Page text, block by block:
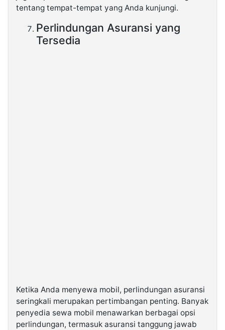
tentang tempat-tempat yang Anda kunjungi.
Perlindungan Asuransi yang
Tersedia
Ketika Anda menyewa mobil, perlindungan asuransi
seringkali merupakan pertimbangan penting. Banyak
penyedia sewa mobil menawarkan berbagai opsi
perlindungan, termasuk asuransi tanggung jawab